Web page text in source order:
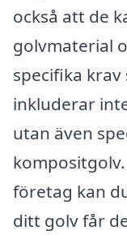
också att de
golvmaterial
specifika
inkluderar
utan även
företag kan
ditt golv får